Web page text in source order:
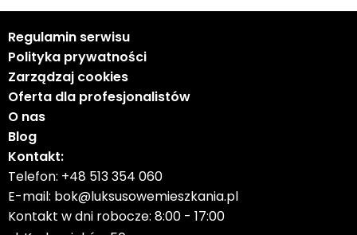
Regulamin serwisu
Polityka prywatności
Zarządzaj cookies
Oferta dla profesjonalistów
O nas
Blog
Kontakt:
Telefon: +48 513 354 060
E-mail: bok@luksusowemieszkania.pl
Kontakt w dni robocze: 8:00 - 17:00